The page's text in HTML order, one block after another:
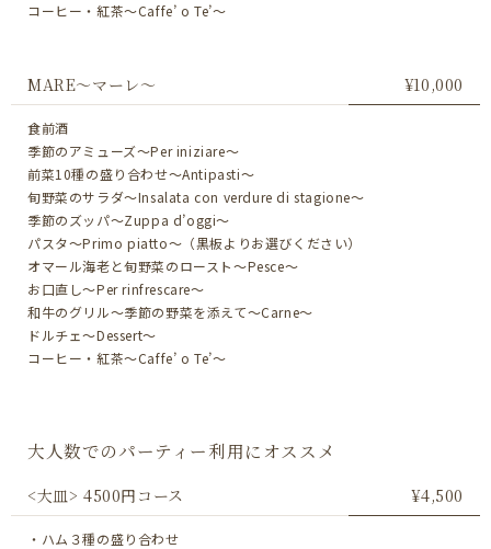
コーヒー・紅茶～Caffe’ o Te’～
MARE～マーレ～ ¥10,000
食前酒
季節のアミューズ～Per iniziare～
前菜10種の盛り合わせ～Antipasti～
旬野菜のサラダ～Insalata con verdure di stagione～
季節のズッパ～Zuppa d’oggi～
パスタ～Primo piatto～（黒板よりお選びください）
オマール海老と旬野菜のロースト～Pesce～
お口直し～Per rinfrescare～
和牛のグリル〜季節の野菜を添えて〜Carne～
ドルチェ～Dessert～
コーヒー・紅茶～Caffe’ o Te’～
大人数でのパーティー利用にオススメ
<大皿> 4500円コース ¥4,500
・ハム３種の盛り合わせ